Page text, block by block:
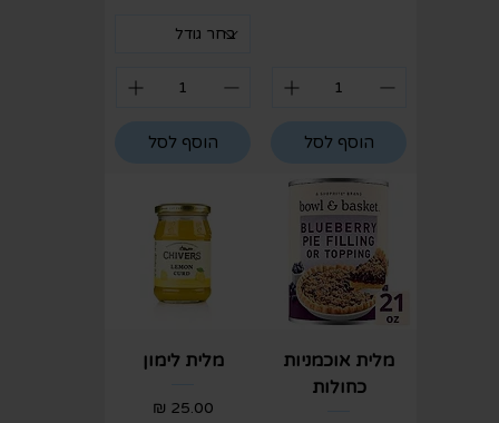
הוסף לסל הוסף לסל
מלית אוכמניות
כחולות
מלית לימון
מחיר